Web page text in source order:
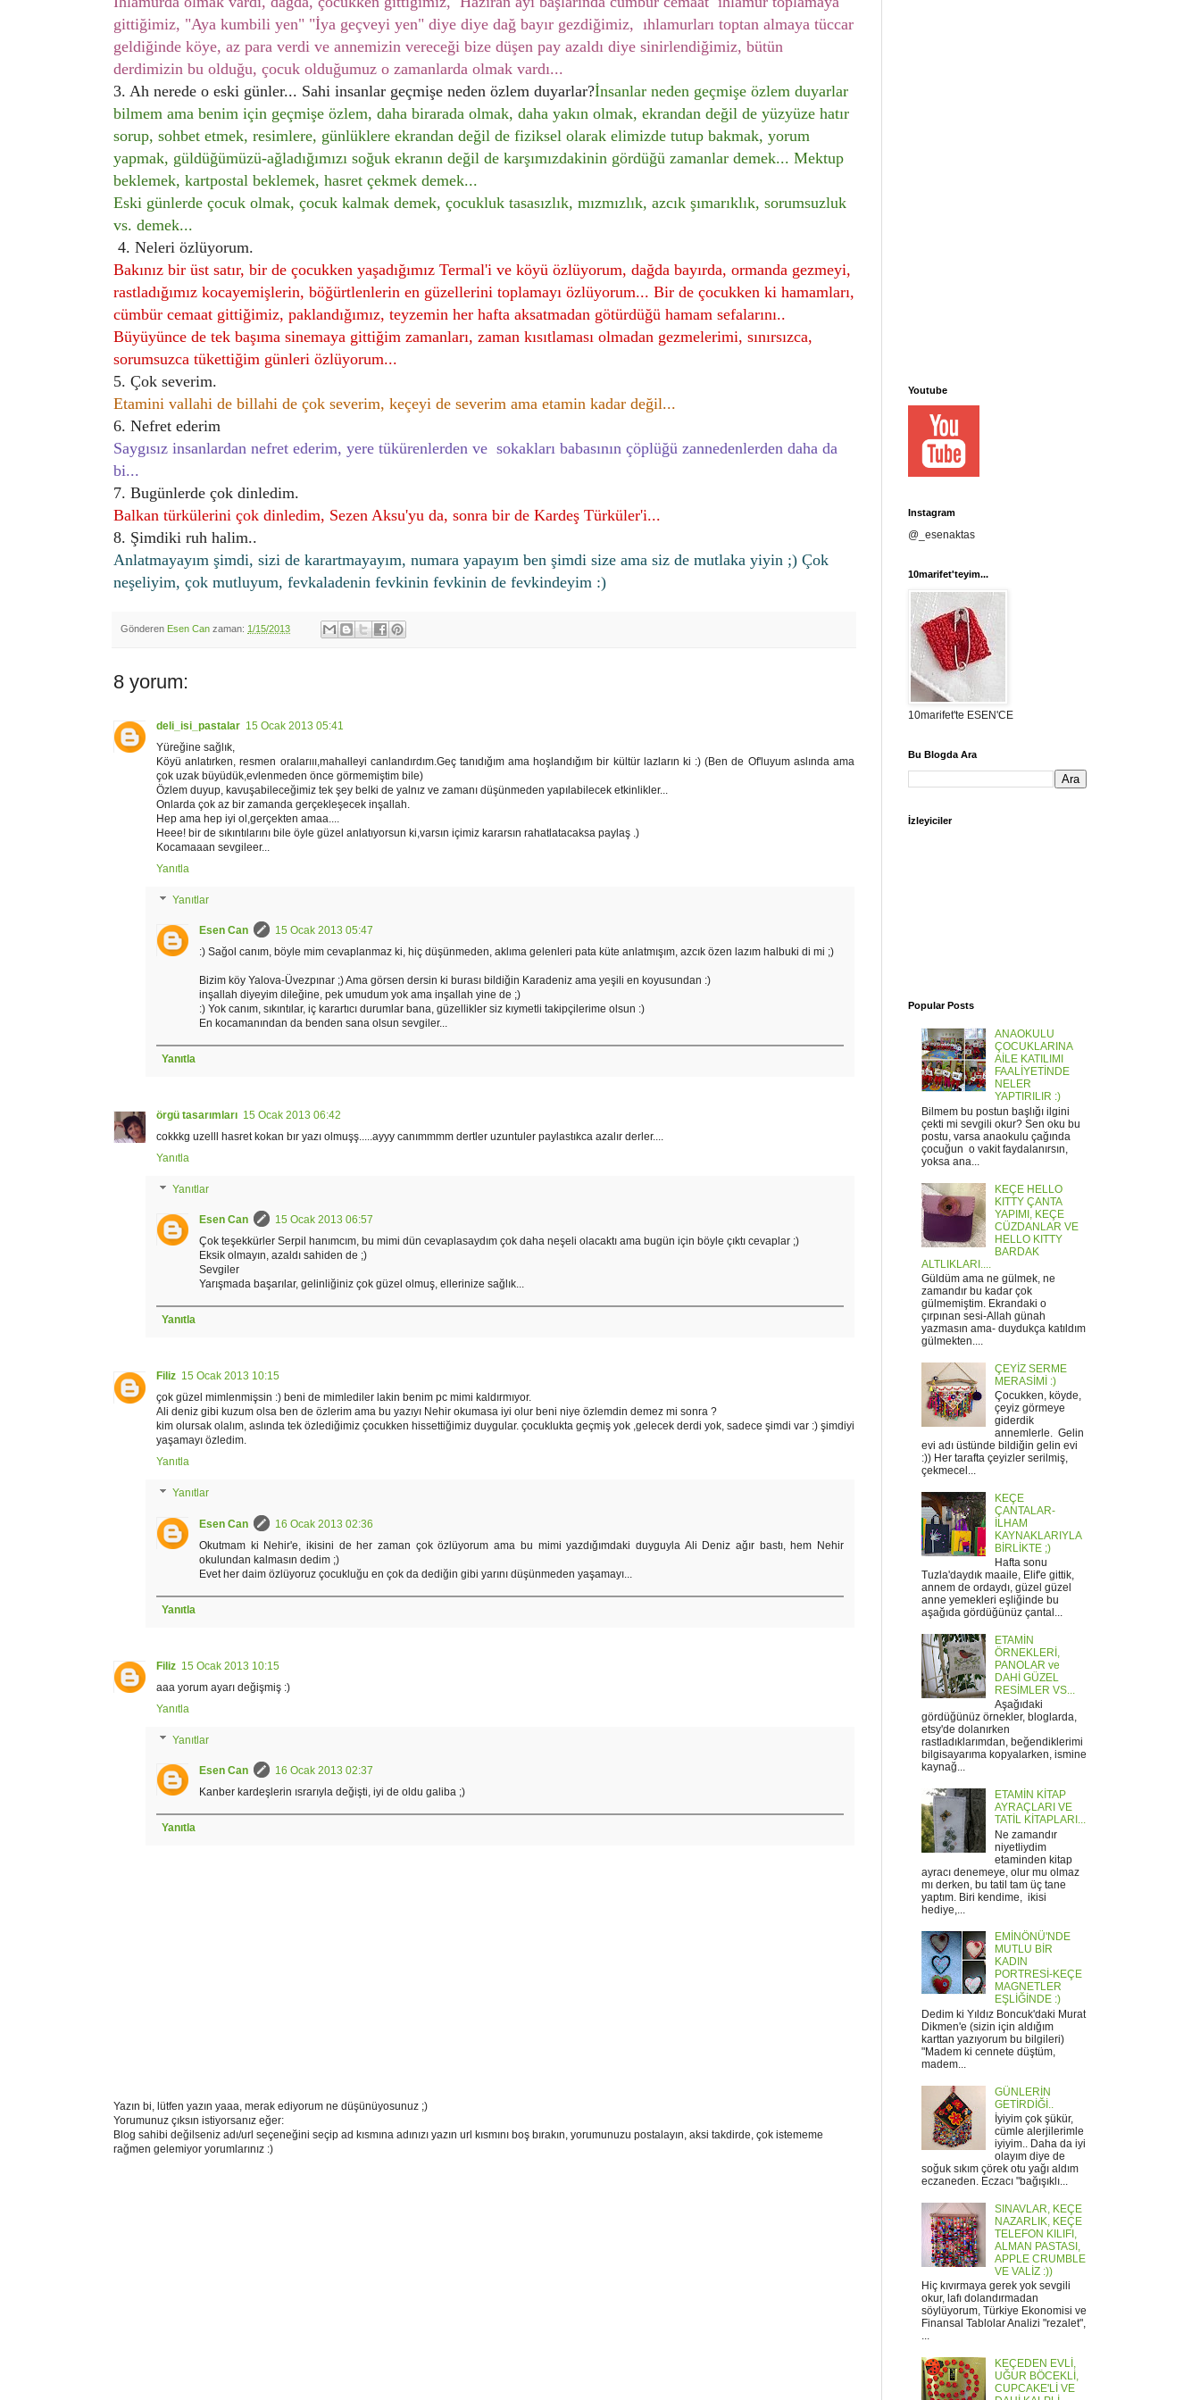
gittiğimiz, "Aya kumbili yen" "İya geçveyi yen" diye diye dağ bayır gezdiğimiz, ıhlamurları toptan almaya tüccar
geldiğinde köye, az para verdi ve annemizin vereceği bize düşen pay azaldı diye sinirlendiğimiz, bütün
derdimizin bu olduğu, çocuk olduğumuz o zamanlarda olmak vardı...
3. Ah nerede o eski günler... Sahi insanlar geçmişe neden özlem duyarlar?İnsanlar neden geçmişe özlem duyarlar
bilmem ama benim için geçmişe özlem, daha birarada olmak, daha yakın olmak, ekrandan değil de yüzyüze hatır
sorup, sohbet etmek, resimlere, günlüklere ekrandan değil de fiziksel olarak elimizde tutup bakmak, yorum
yapmak, güldüğümüzü-ağladığımızı soğuk ekranın değil de karşımızdakinin gördüğü zamanlar demek... Mektup
beklemek, kartpostal beklemek, hasret çekmek demek...
Eski günlerde çocuk olmak, çocuk kalmak demek, çocukluk tasasızlık, mızmızlık, azcık şımarıklık, sorumsuzluk
vs. demek...
4. Neleri özlüyorum.
Bakınız bir üst satır, bir de çocukken yaşadığımız Termal'i ve köyü özlüyorum, dağda bayırda, ormanda gezmeyi,
rastladığımız kocayemişlerin, böğürtlenlerin en güzellerini toplamayı özlüyorum... Bir de çocukken ki hamamları,
cümbür cemaat gittiğimiz, paklandığımız, teyzemin her hafta aksatmadan götürdüğü hamam sefalarını..
Büyüyünce de tek başıma sinemaya gittiğim zamanları, zaman kısıtlaması olmadan gezmelerimi, sınırsızca,
sorumsuzca tükettiğim günleri özlüyorum...
5. Çok severim.
Etamini vallahi de billahi de çok severim, keçeyi de severim ama etamin kadar değil...
6. Nefret ederim
Saygısız insanlardan nefret ederim, yere tükürenlerden ve sokakları babasının çöplüğü zannedenlerden daha da
bi...
7. Bugünlerde çok dinledim.
Balkan türkülerini çok dinledim, Sezen Aksu'yu da, sonra bir de Kardeş Türküler'i...
8. Şimdiki ruh halim..
Anlatmayayım şimdi, sizi de karartmayayım, numara yapayım ben şimdi size ama siz de mutlaka yiyin ;) Çok
neşeliyim, çok mutluyum, fevkaladenin fevkinin fevkinin de fevkindeyim :)
Gönderen Esen Can zaman: 1/15/2013
8 yorum:
deli_isi_pastalar 15 Ocak 2013 05:41
Yüreğine sağlık,
Köyü anlatırken, resmen oralarııı,mahalleyi canlandırdım.Geç tanıdığım ama hoşlandığım bir kültür lazların ki :) (Ben de Of'luyum aslında ama
çok uzak büyüdük,evlenmeden önce görmemiştim bile)
Özlem duyup, kavuşabileceğimiz tek şey belki de yalnız ve zamanı düşünmeden yapılabilecek etkinlikler...
Onlarda çok az bir zamanda gerçekleşecek inşallah.
Hep ama hep iyi ol,gerçekten amaa....
Heee! bir de sıkıntılarını bile öyle güzel anlatıyorsun ki,varsın içimiz kararsın rahatlatacaksa paylaş .)
Kocamaaan sevgileer...
Yanıtla
Yanıtlar
Esen Can
15 Ocak 2013 05:47
:) Sağol canım, böyle mim cevaplanmaz ki, hiç düşünmeden, aklıma gelenleri pata küte anlatmışım, azcık özen lazım halbuki di mi ;)
Bizim köy Yalova-Üvezpınar ;) Ama görsen dersin ki burası bildiğin Karadeniz ama yeşili en koyusundan :)
inşallah diyeyim dileğine, pek umudum yok ama inşallah yine de ;)
:) Yok canım, sıkıntılar, iç karartıcı durumlar bana, güzellikler siz kıymetli takipçilerime olsun :)
En kocamanından da benden sana olsun sevgiler...
Yanıtla
örgü tasarımları 15 Ocak 2013 06:42
cokkkg uzelll hasret kokan bır yazı olmuşş.....ayyy canımmmm dertler uzuntuler paylastıkca azalır derler....
Yanıtla
Yanıtlar
Esen Can
15 Ocak 2013 06:57
Çok teşekkürler Serpil hanımcım, bu mimi dün cevaplasaydım çok daha neşeli olacaktı ama bugün için böyle çıktı cevaplar ;)
Eksik olmayın, azaldı sahiden de ;)
Sevgiler
Yarışmada başarılar, gelinliğiniz çok güzel olmuş, ellerinize sağlık...
Yanıtla
Filiz 15 Ocak 2013 10:15
çok güzel mimlenmişsin :) beni de mimlediler lakin benim pc mimi kaldırmıyor.
Ali deniz gibi kuzum olsa ben de özlerim ama bu yazıyı Nehir okumasa iyi olur beni niye özlemdin demez mi sonra ?
kim olursak olalım, aslında tek özlediğimiz çocukken hissettiğimiz duygular. çocuklukta geçmiş yok ,gelecek derdi yok, sadece şimdi var :) şimdiyi
yaşamayı özledim.
Yanıtla
Yanıtlar
Esen Can
16 Ocak 2013 02:36
Okutmam ki Nehir'e, ikisini de her zaman çok özlüyorum ama bu mimi yazdığımdaki duyguyla Ali Deniz ağır bastı, hem Nehir
okulundan kalmasın dedim ;)
Evet her daim özlüyoruz çocukluğu en çok da dediğin gibi yarını düşünmeden yaşamayı...
Yanıtla
Filiz 15 Ocak 2013 10:15
aaa yorum ayarı değişmiş :)
Yanıtla
Yanıtlar
Esen Can
16 Ocak 2013 02:37
Kanber kardeşlerin ısrarıyla değişti, iyi de oldu galiba ;)
Yanıtla
Yazın bi, lütfen yazın yaaa, merak ediyorum ne düşünüyosunuz ;)
Yorumunuz çıksın istiyorsanız eğer:
Blog sahibi değilseniz adı/url seçeneğini seçip ad kısmına adınızı yazın url kısmını boş bırakın, yorumunuzu postalayın, aksi takdirde, çok istememe
rağmen gelemiyor yorumlarınız :)
Youtube
Instagram
@_esenaktas
10marifet'teyim...
10marifet'te ESEN'CE
Bu Blogda Ara
İzleyiciler
Popular Posts
ANAOKULU
ÇOCUKLARINA
AİLE KATILIMI
FAALİYETİNDE
NELER
YAPTIRILIR :)
Bilmem bu postun başlığı ilgini
çekti mi sevgili okur? Sen oku bu
postu, varsa anaokulu çağında
çocuğun o vakit faydalanırsın,
yoksa ana...
KEÇE HELLO
KITTY ÇANTA
YAPIMI, KEÇE
CÜZDANLAR VE
HELLO KITTY
BARDAK
ALTLIKLARI....
Güldüm ama ne gülmek, ne
zamandır bu kadar çok
gülmemiştim. Ekrandaki o
çırpınan sesi-Allah günah
yazmasın ama- duydukça katıldım
gülmekten....
ÇEYİZ SERME
MERASİMİ :)
Çocukken, köyde,
çeyiz görmeye
giderdik
annemlerle. Gelin
evi adı üstünde bildiğin gelin evi
:)) Her tarafta çeyizler serilmiş,
çekmecel...
KEÇE
ÇANTALAR-
İLHAM
KAYNAKLARIYLA
BİRLİKTE ;)
Hafta sonu
Tuzla'daydık maaile, Elif'e gittik,
annem de ordaydı, güzel güzel
anne yemekleri eşliğinde bu
aşağıda gördüğünüz çantal...
ETAMİN
ÖRNEKLERİ,
PANOLAR ve
DAHİ GÜZEL
RESİMLER VS...
Aşağıdaki
gördüğünüz örnekler, bloglarda,
etsy'de dolanırken
rastladıklarımdan, beğendiklerimi
bilgisayarıma kopyalarken, ismine
kaynağ...
ETAMİN KİTAP
AYRAÇLARI VE
TATİL KİTAPLARI...
Ne zamandır
niyetliydim
etaminden kitap
ayracı denemeye, olur mu olmaz
mı derken, bu tatil tam üç tane
yaptım. Biri kendime, ikisi
hediye,...
EMİNÖNÜ'NDE
MUTLU BİR
KADIN
PORTRESİ-KEÇE
MAGNETLER
EŞLİĞİNDE :)
Dedim ki Yıldız Boncuk'daki Murat
Dikmen'e (sizin için aldığım
karttan yazıyorum bu bilgileri)
"Madem ki cennete düştüm,
madem...
GÜNLERİN
GETİRDİĞİ..
İyiyim çok şükür,
cümle alerjilerimle
iyiyim.. Daha da iyi
olayım diye de
soğuk sıkım çörek otu yağı aldım
eczaneden. Eczacı "bağışıklı...
SINAVLAR, KEÇE
NAZARLIK, KEÇE
TELEFON KILIFI,
ALMAN PASTASI,
APPLE CRUMBLE
VE VALİZ :))
Hiç kıvırmaya gerek yok sevgili
okur, lafı dolandırmadan
söylüyorum, Türkiye Ekonomisi ve
Finansal Tablolar Analizi "rezalet",
...
KEÇEDEN EVLİ,
UĞUR BÖCEKLİ,
CUPCAKE'Lİ VE